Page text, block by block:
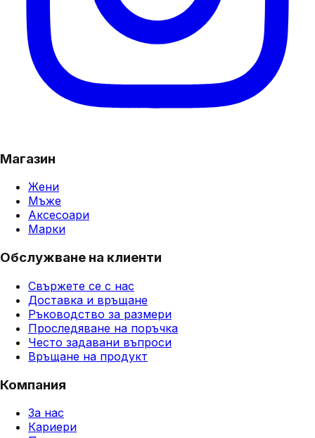
Магазин
Жени
Мъже
Аксесоари
Марки
Обслужване на клиенти
Свържете се с нас
Доставка и връщане
Ръководство за размери
Проследяване на поръчка
Често задавани въпроси
Връщане на продукт
Компания
За нас
Кариери